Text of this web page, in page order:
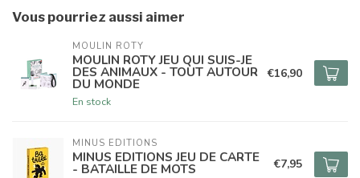
Vous pourriez aussi aimer
MOULIN ROTY
MOULIN ROTY JEU QUI SUIS-JE
DES ANIMAUX - TOUT AUTOUR
DU MONDE
En stock
€16,90
MINUS EDITIONS
MINUS EDITIONS JEU DE CARTE
- BATAILLE DE MOTS €7,95